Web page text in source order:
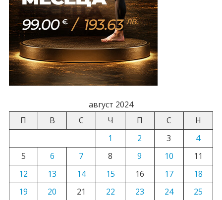
август 2024
П
В С Ч П С
Н
1
2 3
4
5
6 7 8 9 10
11
12
13 14 15 16 17
18
19
20 21 22 23 24
25